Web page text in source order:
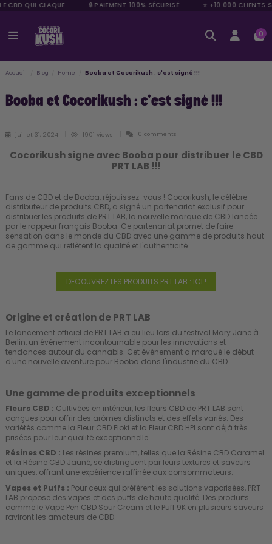
CBD QUI CLAQUE 🔒 PAIEMENT 100% SÉCURISÉ ⭐ +10 000 CLIENTS
0
Accueil Blog Home Booba et Cocorikush : c'est signé !!!
Booba et Cocorikush : c'est signé !!!
juillet 31, 2024 1901 views 0 comments
Cocorikush signe avec Booba pour distribuer le CBD
PRT LAB !!!
Fans de CBD et de Booba, réjouissez-vous ! Cocorikush, le célèbre
distributeur de produits CBD, a signé un partenariat exclusif pour
distribuer les produits de PRT LAB, la nouvelle marque de CBD lancée
par le rappeur français Booba. Ce partenariat promet de faire
sensation dans le monde du CBD avec une gamme de produits haut
de gamme qui reflètent la qualité et l'authenticité.
DECOUVREZ LES PRODUITS PRT LAB : ICI !
Origine et création de PRT LAB
Le lancement officiel de PRT LAB a eu lieu lors du festival Mary Jane à
Berlin, un événement incontournable pour les innovations et
tendances autour du cannabis. Cet événement a marqué le début
d'une nouvelle aventure pour Booba dans l'industrie du CBD.
Une gamme de produits exceptionnels
Fleurs CBD : Cultivées en intérieur, les fleurs CBD de PRT LAB sont
conçues pour offrir des arômes distincts et des effets variés. Des
variétés comme la Fleur CBD Floki et la Fleur CBD HPI sont déjà très
prisées pour leur qualité exceptionnelle.
Résines CBD : Les résines premium, telles que la Résine CBD Caramel
et la Résine CBD Jauné, se distinguent par leurs textures et saveurs
uniques, offrant une expérience raffinée aux consommateurs.
Vapes et Puffs : Pour ceux qui préfèrent les solutions vaporisées, PRT
LAB propose des vapes et des puffs de haute qualité. Des produits
comme le Vape Pen CBD Sour Cream et le Puff 9K en plusieurs saveurs
raviront les amateurs de CBD.